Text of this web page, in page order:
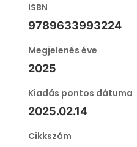
ISBN
9789633993224
Megjelenés éve
2025
Kiadás pontos dátuma
2025.02.14
Cikkszám